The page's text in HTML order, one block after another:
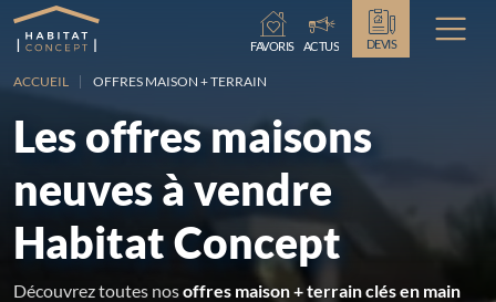
Chargement...
FAVORIS ACTUS DEVIS
ACCUEIL OFFRES MAISON + TERRAIN
Les offres maisons
neuves à vendre
Habitat Concept
Découvrez toutes nosoffres maison + terrain clés en main